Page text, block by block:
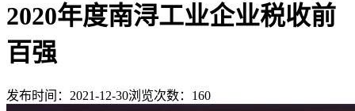
2020年度南浔工业企业税收前
百强
发布时间：2021-12-30浏览次数： 160